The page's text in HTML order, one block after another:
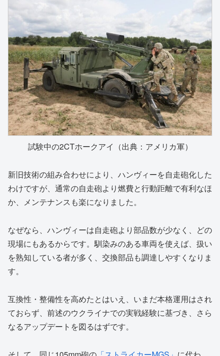
試験中の2CTホークアイ（出典：アメリカ軍）
新旧技術の組み合わせにより、ハンヴィーを自走砲化した
わけですが、通常の自走砲より燃費と行動距離で有利なほ
か、メンテナンスも楽になりました。
なぜなら、ハンヴィーは自走砲より部品数が少なく、どの
現場にもあるからです。馴染みのある車両を使えば、扱い
を熟知している者が多く、交換部品も調達しやすくなりま
す。
互換性・整備性を高めたとはいえ、いまだ本格運用はされ
ておらず、前述のウクライナでの実戦経験に基づき、さら
なるアップデートを図るはずです。